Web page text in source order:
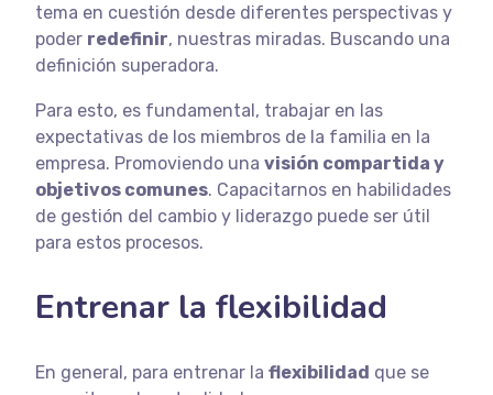
tema en cuestión desde diferentes perspectivas y
poder redefinir, nuestras miradas. Buscando una
definición superadora.
Para esto, es fundamental, trabajar en las
expectativas de los miembros de la familia en la
empresa. Promoviendo unavisión compartida y
objetivos comunes. Capacitarnos en habilidades
de gestión del cambio y liderazgo puede ser útil
para estos procesos.
Entrenar la flexibilidad
En general, para entrenar laflexibilidad que se